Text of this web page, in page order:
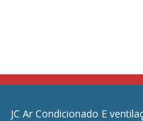
JC Ar Condicionado E